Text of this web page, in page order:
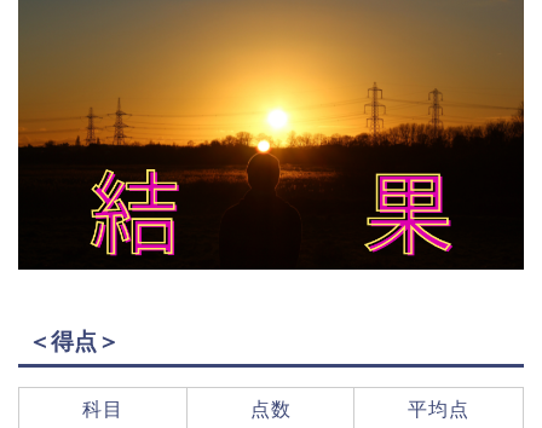
＜得点＞
科目 点数 平均点